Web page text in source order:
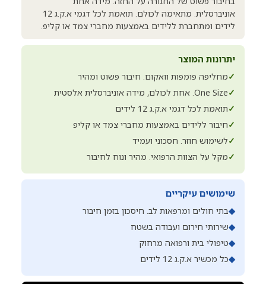
אוניברסלית. מתאימה לכולם. תואמת לכל דגמי א.ק.ג 12
לידים ומתחברת ללידים באמצעות מחברי צמד או קליפ.
יתרונות המוצר
✓מחליפה פומפות וואקום. חיבור פשוט ומהיר
✓One Size. אחת לכולם, מידה אוניברסלית אלסטית
✓תואמת לכל דגמי א.ק.ג 12 לידים
✓חיבור ללידים באמצעות מחברי צמד או קליפ
✓לשימוש חוזר. חסכוני ועמיד
✓מקל על הצוות הרפואי. מהיר ונוח לחיבור
שימושים עיקריים
◆בתי חולים ומרפאות לב. חיסכון בזמן חיבור
◆שירותי חירום ועבודה בשטח
◆טיפולי בית ורפואה מרחוק
◆כל מכשיר א.ק.ג 12 לידים